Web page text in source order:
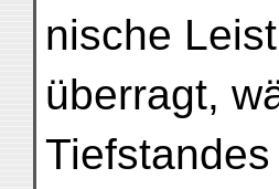
nische
überragt,